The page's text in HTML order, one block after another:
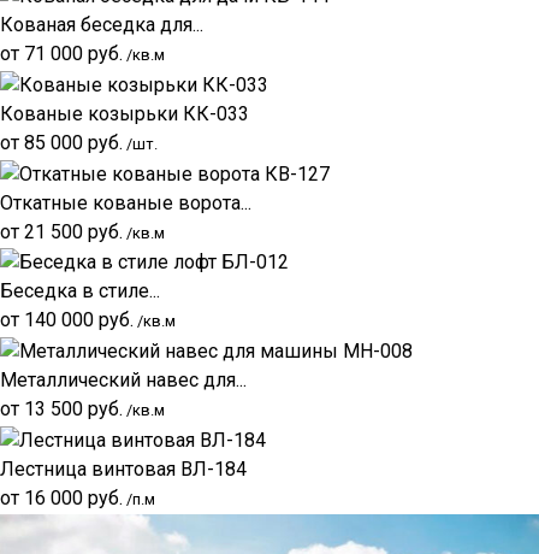
Кованая беседка для...
от 71 000 руб. /кв.м
Кованые козырьки КК-033
от 85 000 руб. /шт.
Откатные кованые ворота...
от 21 500 руб. /кв.м
Беседка в стиле...
от 140 000 руб. /кв.м
Металлический навес для...
от 13 500 руб. /кв.м
Лестница винтовая ВЛ-184
от 16 000 руб. /п.м